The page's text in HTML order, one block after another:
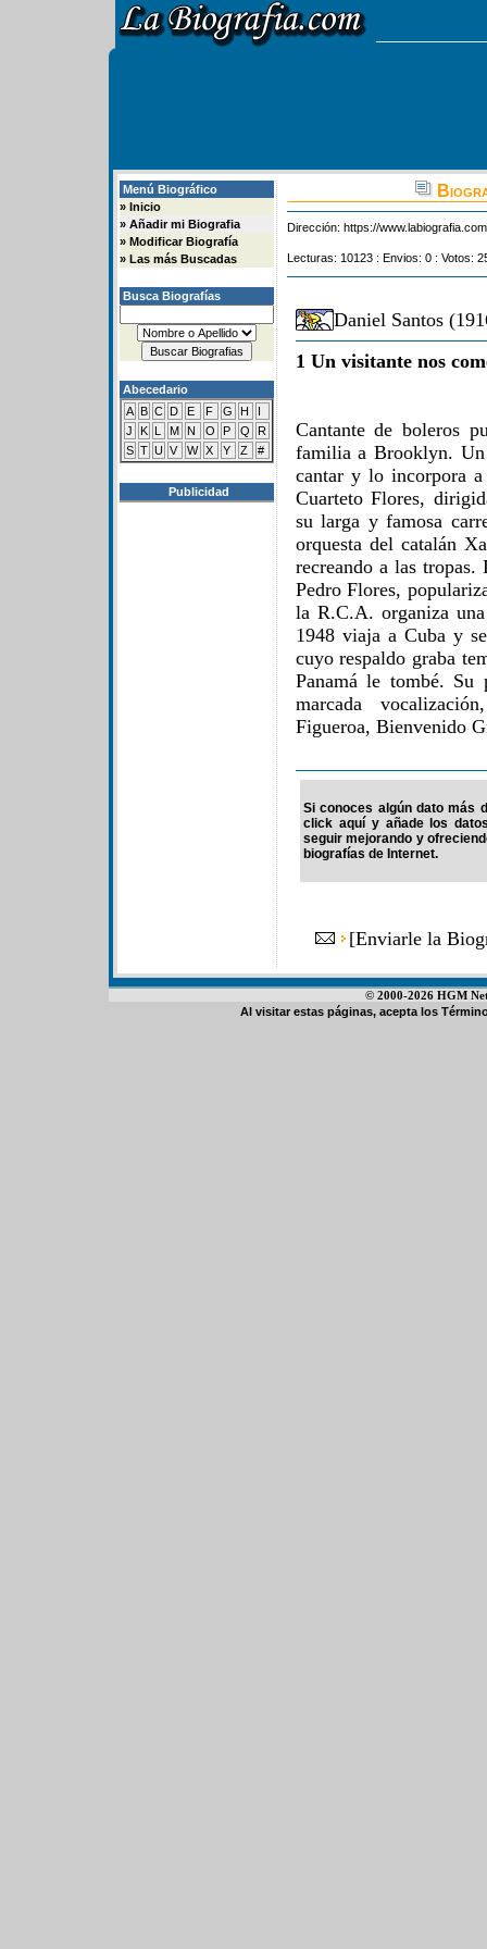
Menú Biográfico
» Inicio
» Añadir mi Biografia
» Modificar Biografía
» Las más Buscadas
Busca Biografías
Abecedario
A B C D E F G H
I
J
K L M N O P Q
R
S T U V W X Y Z #
Publicidad
Dirección: https://
Lecturas: 10123 : Envios: 0 : Votos:
Daniel Santos
1 Un visitante nos
Cantante de boleros
familia a Brooklyn.
cantar y lo incorpora
Cuarteto Flores,
su larga y famosa
orquesta del catalán
recreando a las
Pedro Flores,
la R.C.A. organiza
1948 viaja a Cuba y
cuyo respaldo graba
Panamá le tombé. Su
marcada
Figueroa, Bienvenido
Si conoces algún dato más
click aquí y añade los
seguir mejorando y
biografías de Internet.
[Enviarle la
© 2000-2026 HGM
Al visitar estas páginas, acepta los